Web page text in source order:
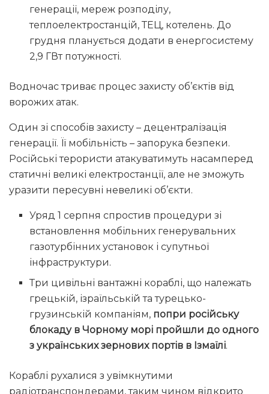
генерації, мереж розподілу,
теплоелектростанцій, ТЕЦ, котелень. До
грудня планується додати в енергосистему
2,9 ГВт потужності.
Водночас триває процес захисту об’єктів від
ворожих атак.
Один зі способів захисту – децентралізація
генерації. Її мобільність – запорука безпеки.
Російські терористи атакуватимуть насамперед
статичні великі електростанції, але не зможуть
уразити пересувні невеликі об’єкти.
Уряд 1 серпня спростив процедури зі
встановлення мобільних генерувальних
газотурбінних установок і супутньої
інфраструктури.
Три цивільні вантажні кораблі, що належать
грецькій, ізраїльській та турецько-
грузинській компаніям, попри російську
блокаду в Чорному морі пройшли до одного
з українських зернових портів в Ізмаїлі.
Кораблі рухалися з увімкнутими
радіотранспондерами, таким чином відкрито